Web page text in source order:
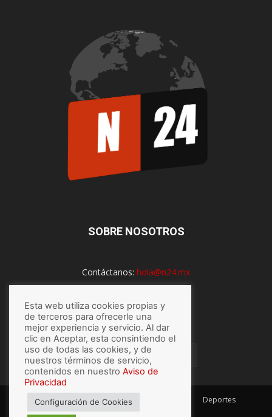
SOBRE NOSOTROS
Contáctanos: hola@n24.mx
SÍGUENOS
México Mundo Economía
Deportes
Espectaculos
Esta web utiliza cookies propias y
de terceros para ofrecerle una
mejor experiencia y servicio. Al dar
clic en Aceptar, esta consintiendo el
uso de todas las cookies, y de
nuestros términos de servicio,
contenidos en nuestro Aviso de
Privacidad
Configuración de Cookies